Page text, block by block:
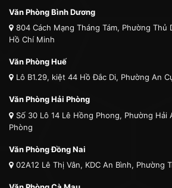
Văn Phòng Bình Dương
804 Cách Mạng Tháng Tám, Phường Thủ
Hồ Chí Minh
Văn Phòng Huế
Lô B1.29, kiệt 44 Hồ Đắc Di, Phường An
Văn Phòng Hải Phòng
Số 30 Lô 14 Lê Hồng Phong, Phường Hải
Phòng
Văn Phòng Đồng Nai
02A12 Lê Thị Vân, KDC An Bình, Phường